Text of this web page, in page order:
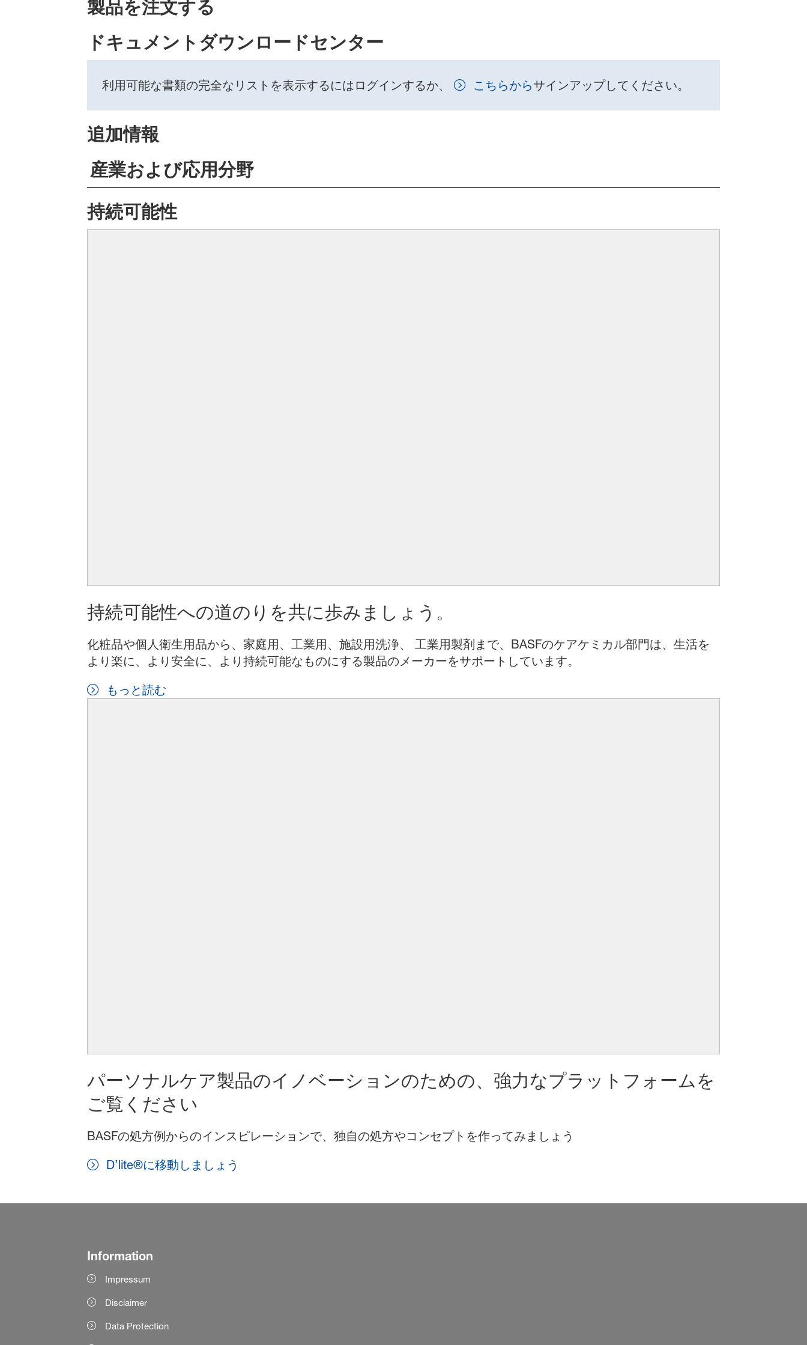
製品を注文する
ドキュメントダウンロードセンター
利用可能な書類の完全なリストを表示するにはログインするか、 こちらからサインアップしてください。
追加情報
産業および応用分野
持続可能性
持続可能性への道のりを共に歩みましょう。
化粧品や個人衛生用品から、家庭用、工業用、施設用洗浄、 工業用製剤まで、BASFのケアケミカル部門は、生活を
より楽に、より安全に、より持続可能なものにする製品のメーカーをサポートしています。
もっと読む
パーソナルケア製品のイノベーションのための、強力なプラットフォームを
ご覧ください
BASFの処方例からのインスピレーションで、独自の処方やコンセプトを作ってみましょう
D’lite®に移動しましょう
Information
Impressum
Disclaimer
Data Protection